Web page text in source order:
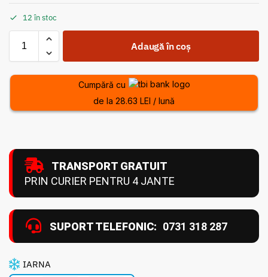
12 în stoc
Adaugă în coș
Cumpără cu
de la 28.63 LEI / lună
TRANSPORT GRATUIT
PRIN CURIER PENTRU 4 JANTE
SUPORT TELEFONIC: 0731 318 287
IARNA